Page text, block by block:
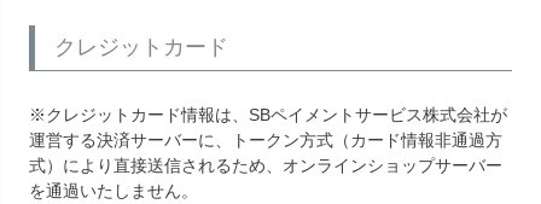
クレジットカード
※クレジットカード情報は、SBペイメントサービス株式会社が
運営する決済サーバーに、トークン方式（カード情報非通過方
式）により直接送信されるため、オンラインショップサーバー
を通過いたしません。